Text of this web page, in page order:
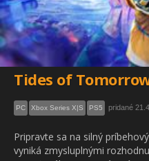
Tides of
PC Xbox Series X|S PS5 pridané
Pripravte sa na silný
vyniká zmysluplnými